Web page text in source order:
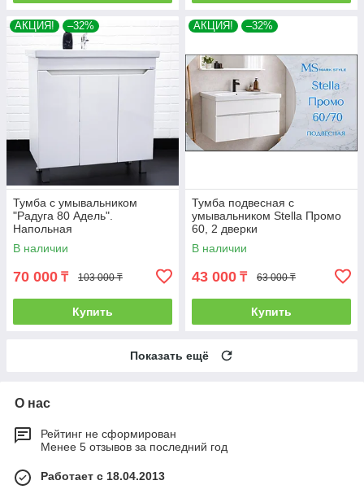
АКЦИЯ! –32%
Тумба с умывальником
"Радуга 80 Адель".
Напольная
В наличии
70 000 ₸ 103 000 ₸
Купить
АКЦИЯ! –32%
Тумба подвесная с
умывальником Stella Промо
60, 2 дверки
В наличии
43 000 ₸ 63 000 ₸
Купить
Показать ещё
О нас
Рейтинг не сформирован
Менее 5 отзывов за последний год
Работает с 18.04.2013